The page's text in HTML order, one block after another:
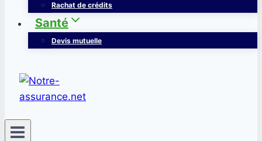
Rachat de crédits
Santé
Devis mutuelle